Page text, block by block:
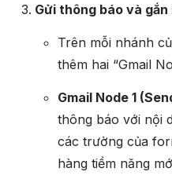
Gửi thông báo và gắn
Trên mỗi nhánh
thêm hai “Gmail
Gmail Node 1
thông báo với nội
các trường của
hàng tiềm năng